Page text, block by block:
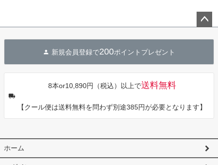
へ
新規会員登録で200ポイントプレゼント
8本or10,890円（税込）以上で送料無料
【クール便は送料無料を問わず別途385円が必要となります】
ホーム